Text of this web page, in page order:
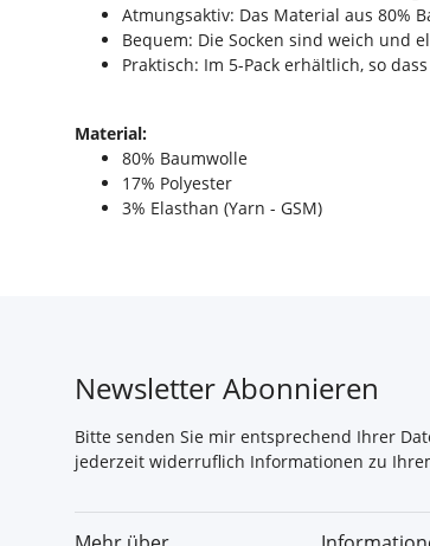
Atmungsaktiv: Das Material aus 80%
Bequem: Die Socken sind weich und
Praktisch: Im 5-Pack erhältlich, so
Material:
80% Baumwolle
17% Polyester
3% Elasthan (Yarn - GSM)
Newsletter Abonnieren
Bitte senden Sie mir entsprechend Ihrer
jederzeit widerruflich Informationen zu